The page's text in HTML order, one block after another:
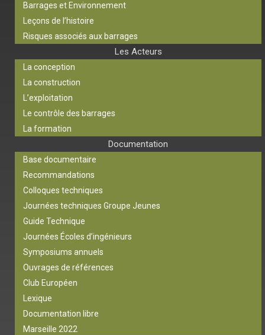
Barrages et Environnement
Leçons de l’histoire
Risques associés aux barrages
Les Acteurs
La conception
La construction
L’exploitation
Le contrôle des barrages
La formation
Documentation
Base documentaire
Recommandations
Colloques techniques
Journées techniques Groupe Jeunes
Guide Technique
Journées Écoles d’ingénieurs
Symposiums annuels
Ouvrages de références
Club Européen
Lexique
Documentation libre
Marseille 2022